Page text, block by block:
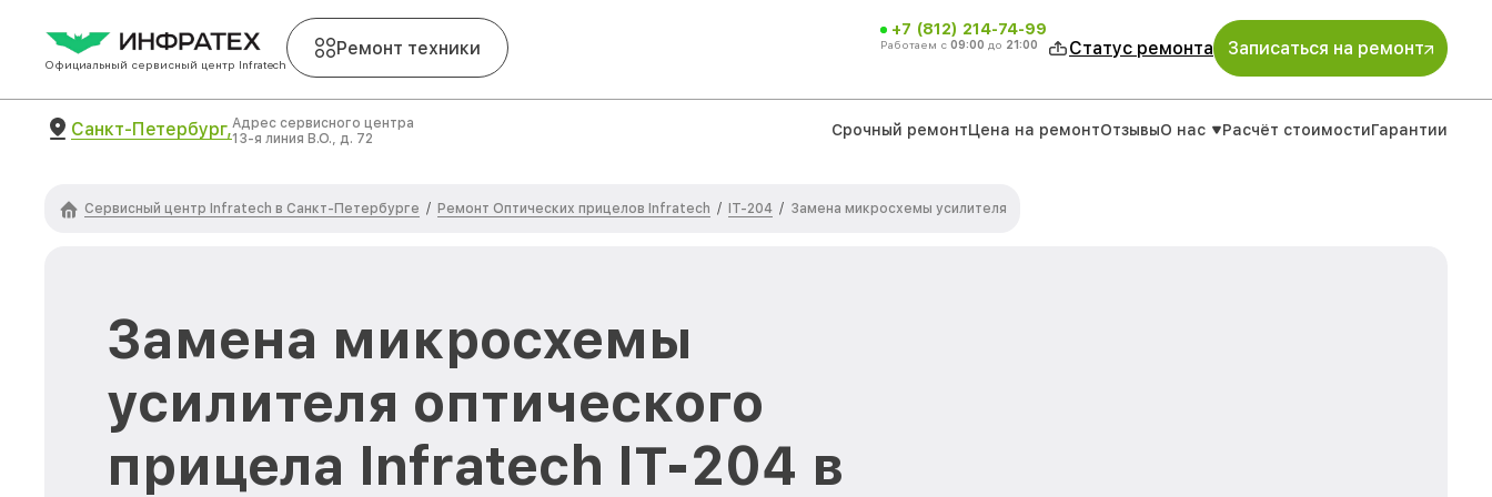
Официальный сервисный центр Infratech
Ремонт техники
+7 (812) 214-74-99
Работаем с 09:00 до 21:00 Статус ремонта Записаться на ремонт
Санкт-Петербург,Адрес сервисного центра
13-я линия В.О., д. 72
Срочный ремонтЦена на ремонтОтзывыО нас Расчёт стоимостиГарантии
Сервисный центр Infratech в Санкт-Петербурге / Ремонт Оптических прицелов Infratech / IT-204 / Замена микросхемы усилителя
Замена микросхемы
усилителя оптического
прицела Infratech IT-204 в